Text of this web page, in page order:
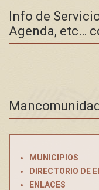
Info de
Agenda, etc…
MUNICIPIOS
DIRECTORIO DE
ENLACES